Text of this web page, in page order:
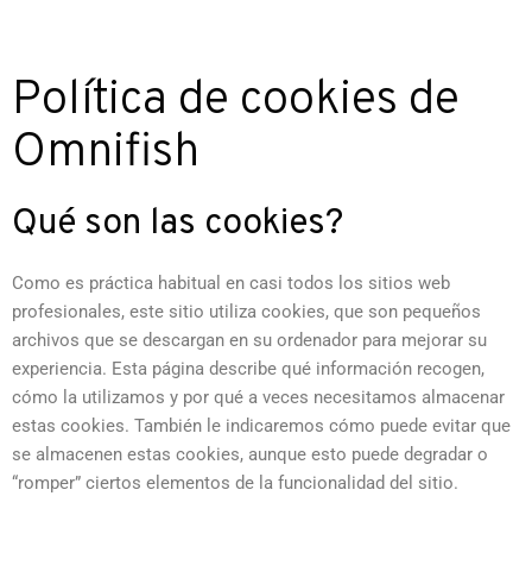
Política de cookies de
Omnifish
Qué son las cookies?
Como es práctica habitual en casi todos los sitios web
profesionales, este sitio utiliza cookies, que son pequeños
archivos que se descargan en su ordenador para mejorar su
experiencia. Esta página describe qué información recogen,
cómo la utilizamos y por qué a veces necesitamos almacenar
estas cookies. También le indicaremos cómo puede evitar que
se almacenen estas cookies, aunque esto puede degradar o
“romper” ciertos elementos de la funcionalidad del sitio.